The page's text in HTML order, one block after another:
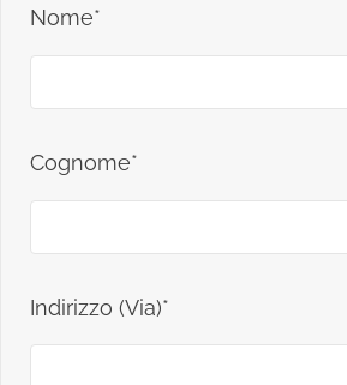
Nome*
Cognome*
Indirizzo (Via)*